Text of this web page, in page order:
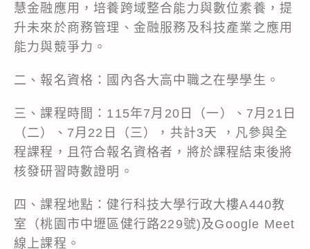
慧金融應用，培養跨域整合能力與數位素養，提
升未來於商務管理、金融服務及科技產業之應用
能力與競爭力。
二、報名資格：國內各大高中職之在學學生。
三、課程時間：115年7月20日（一）、7月21日
（二）、7月22日（三），共計3天 ，凡參與全
程課程，且符合報名資格者，將於課程結束後將
核發研習時數證明。
四、課程地點：健行科技大學行政大樓A440教
室（桃園市中壢區健行路229號)及Google Meet
線上課程。